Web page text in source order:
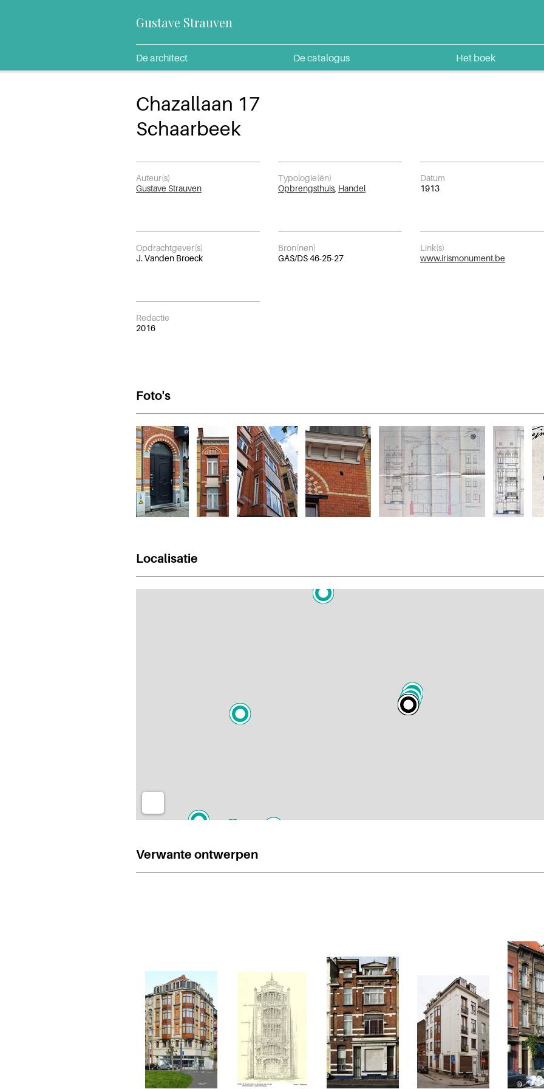
Gustave Strauven
De architect De catalogus Het boek
Chazallaan 17
Schaarbeek
Auteur(s)
Gustave Strauven
Typologie(ën)
Opbrengsthuis Handel
Datum
1913
Opdrachtgever(s)
J. Vanden Broeck
Bron(nen)
GAS/DS 46-25-27
Link(s)
www.irismonument.be
Redactie
2016
Foto's
Localisatie
Verwante ontwerpen